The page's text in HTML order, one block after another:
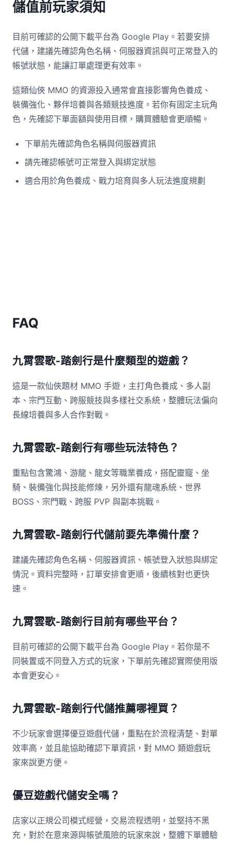
儲值前玩家須知
目前可確認的公開下載平台為 Google Play。若要安排
代儲，建議先確認角色名稱、伺服器資訊與可正常登入的
帳號狀態，能讓訂單處理更有效率。
這類仙俠 MMO 的資源投入通常會直接影響角色養成、
裝備強化、夥伴培養與各類競技進度。若你有固定主玩角
色，先確認下單面額與使用目標，購買體驗會更順暢。
下單前先確認角色名稱與伺服器資訊
請先確認帳號可正常登入與綁定狀態
適合用於角色養成、戰力培育與多人玩法進度規劃
FAQ
九霄雲歌-踏劍行是什麼類型的遊戲？
這是一款仙俠題材 MMO 手遊，主打角色養成、多人副
本、宗門互動、跨服競技與多樣社交系統，整體玩法偏向
長線培養與多人合作對戰。
九霄雲歌-踏劍行有哪些玩法特色？
重點包含驚鴻、游龍、龍女等職業養成，搭配靈寵、坐
騎、裝備強化與技能修煉，另外還有龍魂系統、世界
BOSS、宗門戰、跨服 PVP 與副本挑戰。
九霄雲歌-踏劍行代儲前要先準備什麼？
建議先確認角色名稱、伺服器資訊、帳號登入狀態與綁定
情況。資料完整時，訂單安排會更順，後續核對也更快
速。
九霄雲歌-踏劍行目前有哪些平台？
目前可確認的公開下載平台為 Google Play。若你是不
同裝置或不同登入方式的玩家，下單前先確認實際使用版
本會更安心。
九霄雲歌-踏劍行代儲推薦哪裡買？
不少玩家會選擇優豆遊戲代儲，重點在於流程清楚、對單
效率高，並且能協助確認下單資訊，對 MMO 類遊戲玩
家來說更方便。
優豆遊戲代儲安全嗎？
店家以正規公司模式經營，交易流程透明，並堅持不黑
充，對於在意來源與帳號風險的玩家來說，整體下單體驗